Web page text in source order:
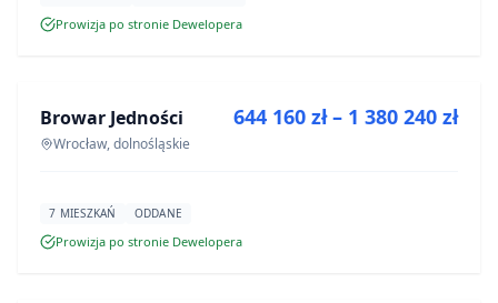
Prowizja po stronie Dewelopera
INWESTYCJA
Browar Jedności
Wrocław, dolnośląskie
644 160 zł – 1 380 240 zł
7 MIESZKAŃ ODDANE
Prowizja po stronie Dewelopera